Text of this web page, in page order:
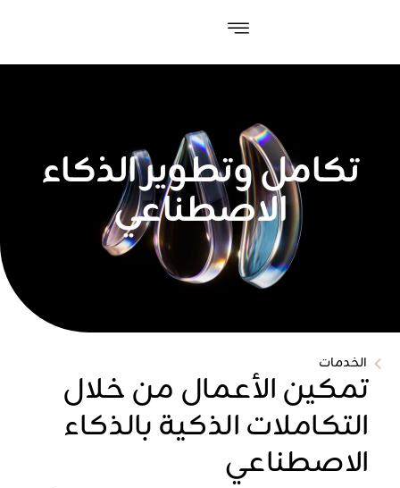
تكامل وتطوير الذكاء
الاصطناعي
الخدمات
تمكين الأعمال من خلال
التكاملات الذكية بالذكاء
الاصطناعي